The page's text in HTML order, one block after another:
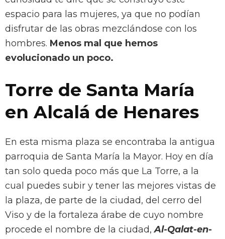
espacio para las mujeres, ya que no podían
disfrutar de las obras mezclándose con los
hombres. Menos mal que hemos
evolucionado un poco.
Torre de Santa María
en Alcalá de Henares
En esta misma plaza se encontraba la antigua
parroquia de Santa María la Mayor. Hoy en día
tan solo queda poco más que La Torre, a la
cual puedes subir y tener las mejores vistas de
la plaza, de parte de la ciudad, del cerro del
Viso y de la fortaleza árabe de cuyo nombre
procede el nombre de la ciudad,Al-Qalat-en-